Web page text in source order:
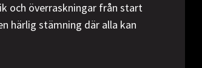
och överraskningar från start
härlig stämning där alla kan